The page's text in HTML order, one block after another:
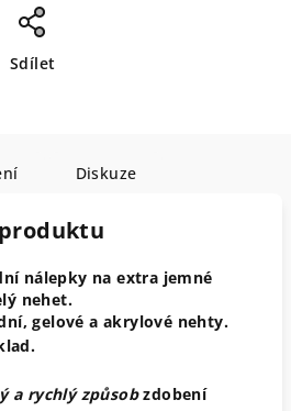
Sdílet
Diskuze
nálepky na extra jemné
nehet.
gelové a akrylové nehty.
a rychlý způsobzdobení